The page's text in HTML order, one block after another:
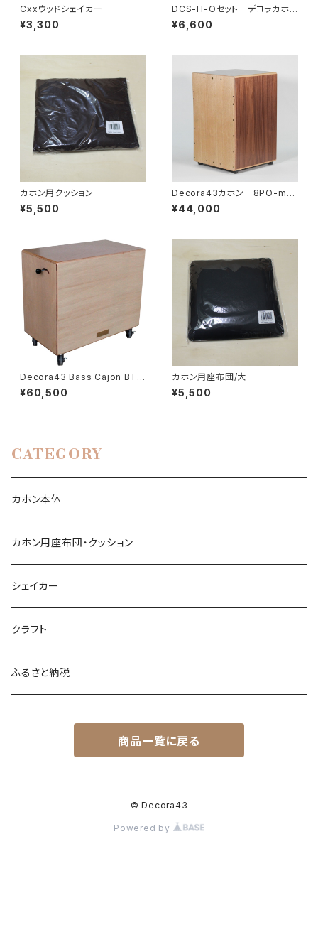
Cxxウッドシェイカー
¥3,300
DCS-H-Oセット デコラカホン
シェイカーH-Oセット
¥6,600
カホン用クッション
¥5,500
Decora43カホン 8PO-mt2
468w
¥44,000
Decora43 Bass Cajon BT-
550
¥60,500
カホン用座布団/大
¥5,500
CATEGORY
カホン本体
カホン用座布団・クッション
シェイカー
クラフト
ふるさと納税
商品一覧に戻る
© Decora43
Powered by